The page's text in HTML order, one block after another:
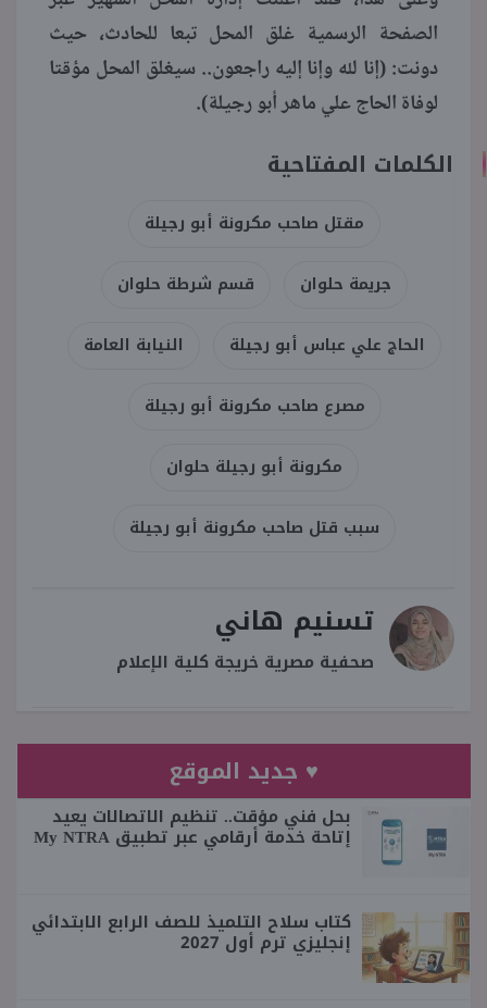
الصفحة الرسمية غلق المحل تبعا للحادث، حيث
دونت: (إنا لله وإنا إليه راجعون.. سيغلق المحل مؤقتا
لوفاة الحاج علي ماهر أبو رجيلة).
الكلمات المفتاحية
مقتل صاحب مكرونة أبو رجيلة
جريمة حلوان قسم شرطة حلوان
الحاج علي عباس أبو رجيلة النيابة العامة
مصرع صاحب مكرونة أبو رجيلة
مكرونة أبو رجيلة حلوان
سبب قتل صاحب مكرونة أبو رجيلة
تسنيم هاني
صحفية مصرية خريجة كلية الإعلام
♥ جديد الموقع
بحل فني مؤقت.. تنظيم الاتصالات يعيد
إتاحة خدمة أرقامي عبر تطبيق My NTRA
كتاب سلاح التلميذ للصف الرابع الابتدائي
إنجليزي ترم أول 2027